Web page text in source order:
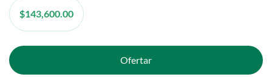
$143,600.00
Ofertar